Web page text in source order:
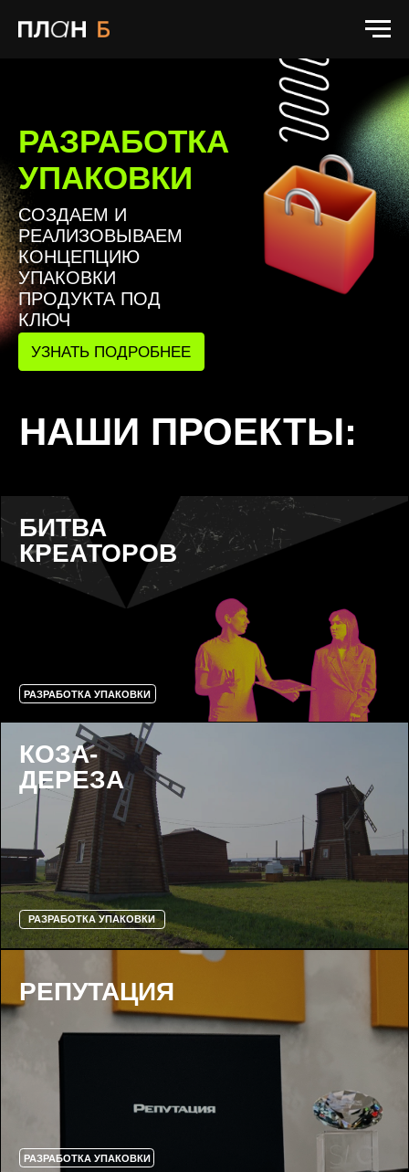
УПАКОВКИ
СОЗДАЕМ И
РЕАЛИЗОВЫВАЕМ
КОНЦЕПЦИЮ
УПАКОВКИ
ПРОДУКТА ПОД
КЛЮЧ
УЗНАТЬ ПОДРОБНЕЕ
НАШИ ПРОЕКТЫ:
РАЗРАБОТКА УПАКОВКИ
РЕПУТАЦИЯ
КОЗА-
ДЕРЕЗА
РАЗРАБОТКА УПАКОВКИ
БИТВА